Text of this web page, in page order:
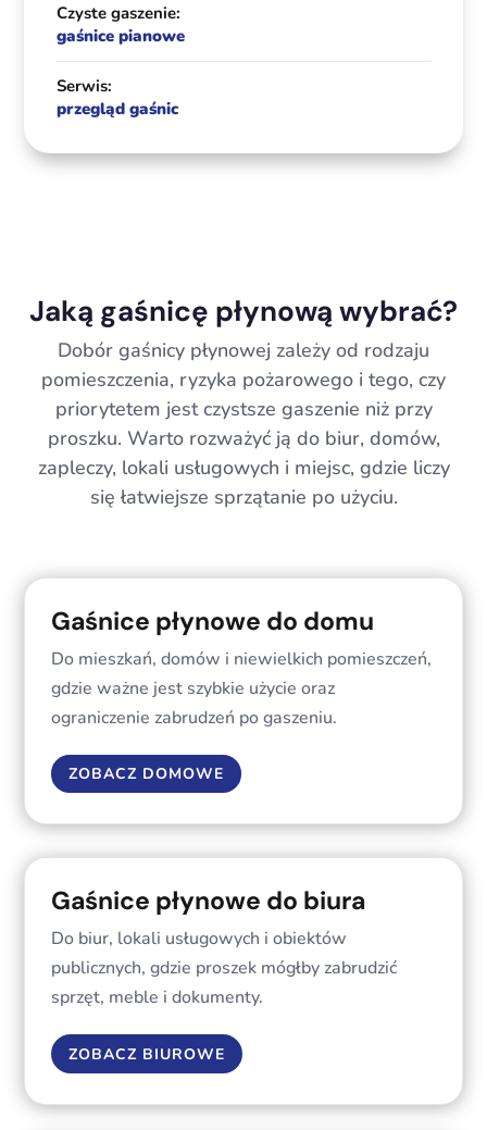
Czyste gaszenie:
gaśnice pianowe
Serwis:
przegląd gaśnic
Jaką gaśnicę płynową wybrać?
Dobór gaśnicy płynowej zależy od rodzaju
pomieszczenia, ryzyka pożarowego i tego, czy
priorytetem jest czystsze gaszenie niż przy
proszku. Warto rozważyć ją do biur, domów,
zapleczy, lokali usługowych i miejsc, gdzie liczy
się łatwiejsze sprzątanie po użyciu.
Gaśnice płynowe do domu
Do mieszkań, domów i niewielkich pomieszczeń,
gdzie ważne jest szybkie użycie oraz
ograniczenie zabrudzeń po gaszeniu.
ZOBACZ DOMOWE
Gaśnice płynowe do biura
Do biur, lokali usługowych i obiektów
publicznych, gdzie proszek mógłby zabrudzić
sprzęt, meble i dokumenty.
ZOBACZ BIUROWE